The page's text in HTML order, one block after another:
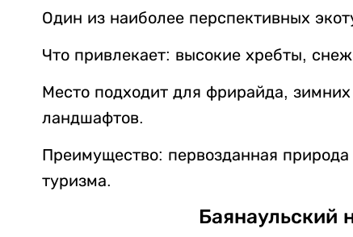
Один из наиболее перспективных
Что привлекает: высокие хребты,
Место подходит для фрирайда,
ландшафтов.
Преимущество: первозданная
туризма.
Баянаульский